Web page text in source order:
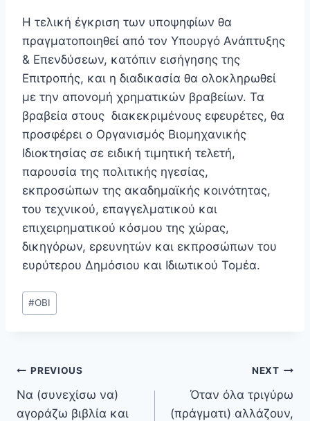
Η τελική έγκριση των υποψηφίων θα
πραγματοποιηθεί από τον Υπουργό Ανάπτυξης
& Επενδύσεων, κατόπιν εισήγησης της
Επιτροπής, και η διαδικασία θα ολοκληρωθεί
με την απονομή χρηματικών βραβείων. Τα
βραβεία στους διακεκριμένους εφευρέτες, θα
προσφέρει ο Οργανισμός Βιομηχανικής
Ιδιοκτησίας σε ειδική τιμητική τελετή,
παρουσία της πολιτικής ηγεσίας,
εκπροσώπων της ακαδημαϊκής κοινότητας,
του τεχνικού, επαγγελματικού και
επιχειρηματικού κόσμου της χώρας,
δικηγόρων, ερευνητών και εκπροσώπων του
ευρύτερου Δημόσιου και Ιδιωτικού Τομέα.
Post
Tags:
#ΟΒΙ
Post
navigation
PREVIOUS
Να (συνεχίσω να)
αγοράζω βιβλία και
NEXT
Όταν όλα τριγύρω
(πράγματι) αλλάζουν,